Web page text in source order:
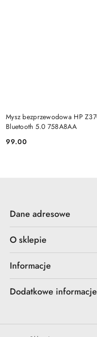
Mysz bezprzewodowa HP
Bluetooth 5.0 758A8AA
Cena:
99.00
Dane adresowe
O sklepie
Informacje
Dodatkowe informacje